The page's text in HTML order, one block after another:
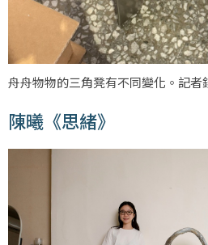
舟舟物物的三角凳有不同變化。記者
陳曦《思緒》